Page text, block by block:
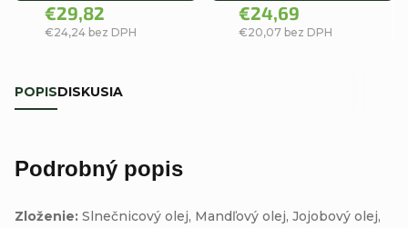
€24,24 bez DPH
€29,82
€20,07 bez DPH
€24,69
POPISDISKUSIA
Podrobný popis
Zloženie: Slnečnicový olej, Mandľový olej, Jojobový olej,